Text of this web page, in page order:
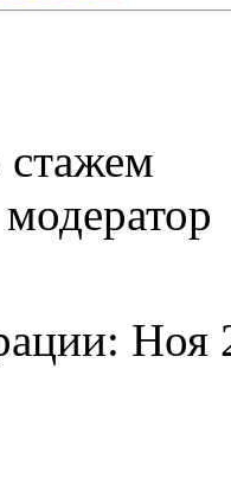
стажем
Ноя